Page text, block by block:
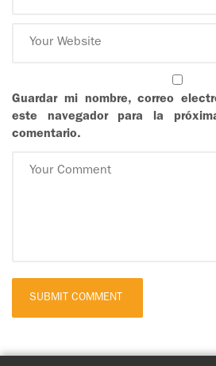
Guardar mi nombre, correo
este navegador para la
comentario.